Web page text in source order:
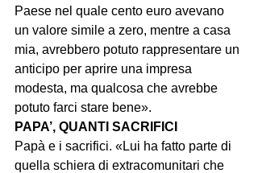
Paese nel quale cento euro avevano
un valore simile a zero, mentre a casa
mia, avrebbero potuto rappresentare un
anticipo per aprire una impresa
modesta, ma qualcosa che avrebbe
potuto farci stare bene».
PAPA’, QUANTI SACRIFICI
Papà e i sacrifici. «Lui ha fatto parte di
quella schiera di extracomunitari che